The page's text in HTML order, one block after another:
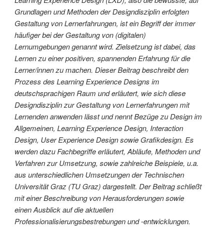
Grundlagen und Methoden der Designdisziplin erfolgten
Gestaltung von Lernerfahrungen, ist ein Begriff der immer
häufiger bei der Gestaltung von (digitalen)
Lernumgebungen genannt wird. Zielsetzung ist dabei, das
Lernen zu einer positiven, spannenden Erfahrung für die
Lerner/innen zu machen. Dieser Beitrag beschreibt den
Prozess des Learning Experience Designs im
deutschsprachigen Raum und erläutert, wie sich diese
Designdisziplin zur Gestaltung von Lernerfahrungen mit
Lernenden anwenden lässt und nennt Bezüge zu Design im
Allgemeinen, Learning Experience Design, Interaction
Design, User Experience Design sowie Grafikdesign. Es
werden dazu Fachbegriffe erläutert, Abläufe, Methoden und
Verfahren zur Umsetzung, sowie zahlreiche Beispiele, u.a.
aus unterschiedlichen Umsetzungen der Technischen
Universität Graz (TU Graz) dargestellt. Der Beitrag schließt
mit einer Beschreibung von Herausforderungen sowie
einen Ausblick auf die aktuellen
Professionalisierungsbestrebungen und -entwicklungen.